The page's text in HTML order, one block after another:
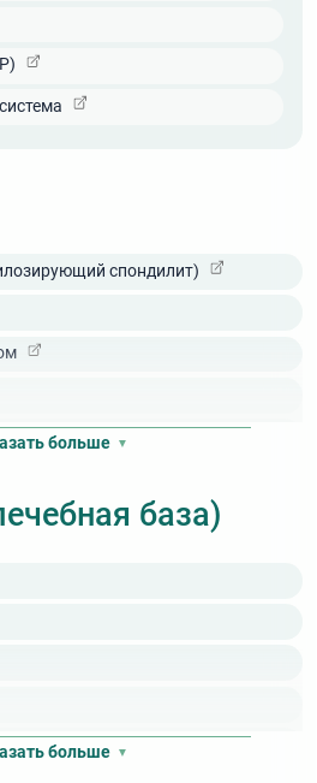
отдохнуть можно на
находится от отеля на
800 метров.
программу следует
спондилит)
полиостеоартроз)
больше
база)
больше